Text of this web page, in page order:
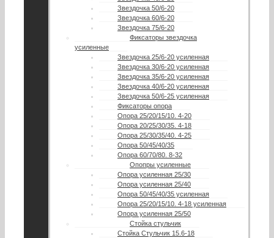
Звездочка 50/6-20
Звездочка 60/6-20
Звездочка 75/6-20
Фиксаторы звездочка
усиленные
Звездочка 25/6-20 усиленная
Звездочка 30/6-20 усиленная
Звездочка 35/6-20 усиленная
Звездочка 40/6-20 усиленная
Звездочка 50/6-25 усиленная
Фиксаторы опора
Опора 25/20/15/10. 4-20
Опора 20/25/30/35. 4-18
Опора 25/30/35/40. 4-25
Опора 50/45/40/35
Опора 60/70/80. 8-32
Опопры усиленные
Опора усиленная 25/30
Опора усиленная 25/40
Опора 50/45/40/35 усиленная
Опора 25/20/15/10. 4-18 усиленная
Опора усиленная 25/50
Стойка стульчик
Стойка Стульчик 15.6-18